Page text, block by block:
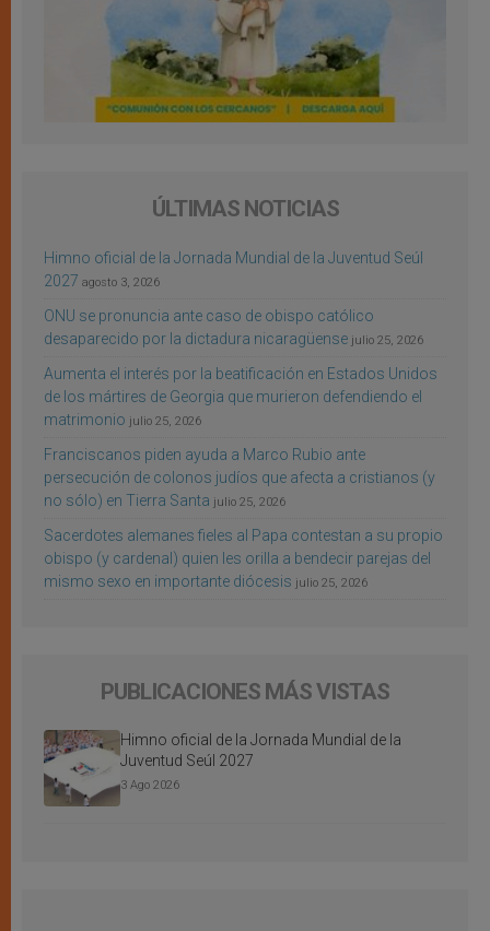
ÚLTIMAS NOTICIAS
Himno oficial de la Jornada Mundial de la Juventud Seúl
2027 agosto 3, 2026
ONU se pronuncia ante caso de obispo católico
desaparecido por la dictadura nicaragüense julio 25, 2026
Aumenta el interés por la beatificación en Estados Unidos
de los mártires de Georgia que murieron defendiendo el
matrimonio julio 25, 2026
Franciscanos piden ayuda a Marco Rubio ante
persecución de colonos judíos que afecta a cristianos (y
no sólo) en Tierra Santa julio 25, 2026
Sacerdotes alemanes fieles al Papa contestan a su propio
obispo (y cardenal) quien les orilla a bendecir parejas del
mismo sexo en importante diócesis julio 25, 2026
PUBLICACIONES MÁS VISTAS
Himno oficial de la Jornada Mundial de la
Juventud Seúl 2027
3 Ago 2026